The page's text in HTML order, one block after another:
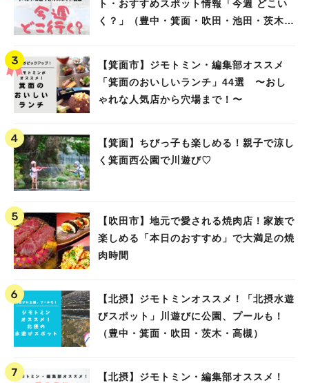
ト・おすすめスポット情報「今週 どこい
く？」（豊中・箕面・吹田・池田・茨木・
【箕面市】ジモトミン・編集部オススメ
「箕面のおいしいランチ」44選 〜おし
ゃれな人気店から穴場まで！〜
【箕面】ちびっ子も楽しめる！親子で涼し
く箕面西公園で川遊び♡
【吹田市】地元で愛される焼肉店！家族で
楽しめる「本日のおすすめ」で大満足の焼
肉時間
【北摂】ジモトミンオススメ！「北摂水遊
びスポット」川遊びに公園、プールも！
（豊中・箕面・吹田・茨木・高槻）
【北摂】ジモトミン・編集部オススメ！